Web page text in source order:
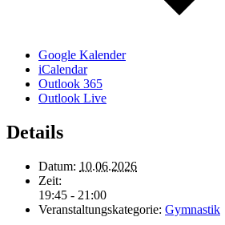
Google Kalender
iCalendar
Outlook 365
Outlook Live
Details
Datum: 10.06.2026
Zeit:
19:45 - 21:00
Veranstaltungskategorie: Gymnastik